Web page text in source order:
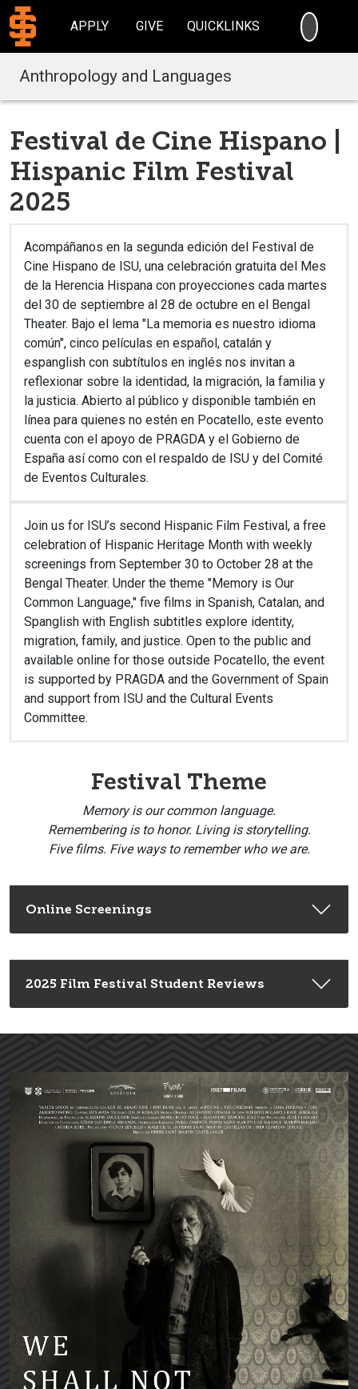
APPLY GIVE QUICKLINKS
Anthropology and Languages
Festival de Cine Hispano |
Hispanic Film Festival
2025
Acompáñanos en la segunda edición del Festival de
Cine Hispano de ISU, una celebración gratuita del Mes
de la Herencia Hispana con proyecciones cada martes
del 30 de septiembre al 28 de octubre en el Bengal
Theater. Bajo el lema "La memoria es nuestro idioma
común", cinco películas en español, catalán y
espanglish con subtítulos en inglés nos invitan a
reflexionar sobre la identidad, la migración, la familia y
la justicia. Abierto al público y disponible también en
línea para quienes no estén en Pocatello, este evento
cuenta con el apoyo de PRAGDA y el Gobierno de
España así como con el respaldo de ISU y del Comité
de Eventos Culturales.
Join us for ISU’s second Hispanic Film Festival, a free
celebration of Hispanic Heritage Month with weekly
screenings from September 30 to October 28 at the
Bengal Theater. Under the theme "Memory is Our
Common Language," five films in Spanish, Catalan, and
Spanglish with English subtitles explore identity,
migration, family, and justice. Open to the public and
available online for those outside Pocatello, the event
is supported by PRAGDA and the Government of Spain
and support from ISU and the Cultural Events
Committee.
Festival Theme
Memory is our common language.
Remembering is to honor. Living is storytelling.
Five films. Five ways to remember who we are.
Online Screenings
2025 Film Festival Student Reviews